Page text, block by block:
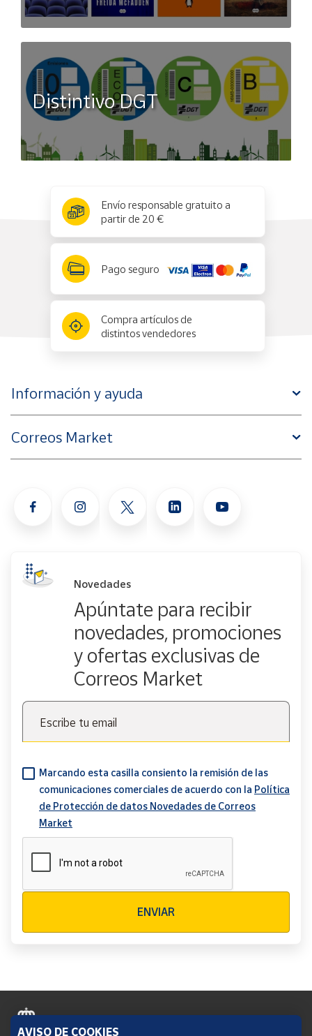
Distintivo DGT
Envío responsable gratuito a
partir de 20 €
Pago seguro
Compra artículos de
distintos vendedores
Información y ayuda
Correos Market
Novedades
Apúntate para recibir
novedades, promociones
y ofertas exclusivas de
Correos Market
Escribe tu email
Marcando esta casilla consiento la remisión de las
comunicaciones comerciales de acuerdo con la Política
de Protección de datos Novedades de Correos
Market
ENVIAR
AVISO DE COOKIES